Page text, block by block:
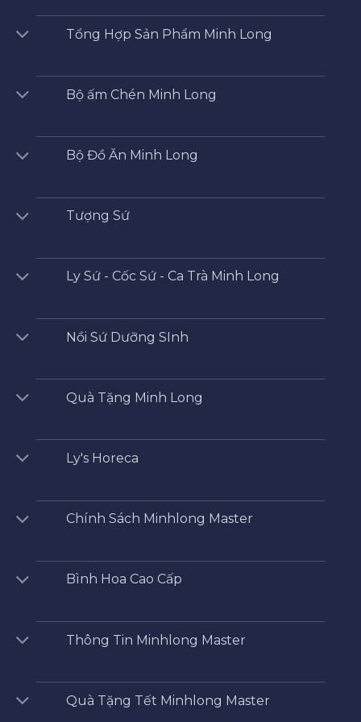
Tổng Hợp Sản Phẩm Minh Long
Bộ ấm Chén Minh Long
Bộ Đồ Ăn Minh Long
Tượng Sứ
Ly Sứ - Cốc Sứ - Ca Trà Minh Long
Nồi Sứ Dưỡng SInh
Quà Tặng Minh Long
Ly's Horeca
Chính Sách Minhlong Master
Bình Hoa Cao Cấp
Thông Tin Minhlong Master
Quà Tặng Tết Minhlong Master